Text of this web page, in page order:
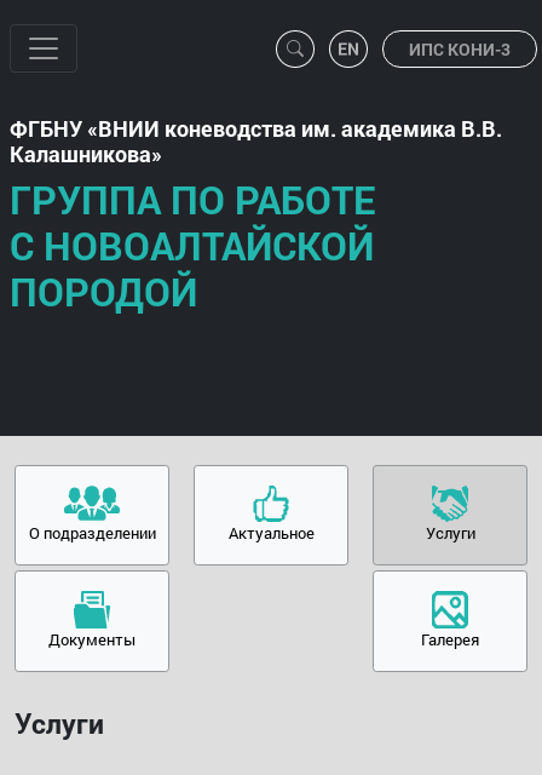
ИПС КОНИ-3
ФГБНУ
ВНИИ коневодства им. академика В.В.
Калашникова
ГРУППА ПО РАБОТЕ
С НОВОАЛТАЙСКОЙ
ПОРОДОЙ
О подразделении Актуальное Услуги
Документы Галерея
Услуги